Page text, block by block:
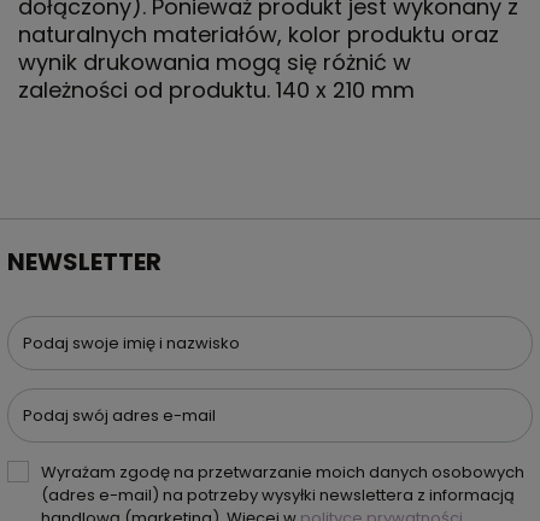
dołączony). Ponieważ produkt jest wykonany z
naturalnych materiałów, kolor produktu oraz
wynik drukowania mogą się różnić w
zależności od produktu. 140 x 210 mm
NEWSLETTER
Podaj swoje imię i nazwisko
Podaj swój adres e-mail
Wyrażam zgodę na przetwarzanie moich danych osobowych
(adres e-mail) na potrzeby wysyłki newslettera z informacją